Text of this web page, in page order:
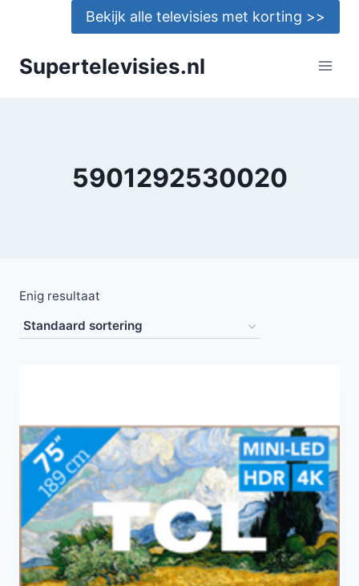
Bekijk alle televisies met korting >>
Supertelevisies.nl
5901292530020
Enig resultaat